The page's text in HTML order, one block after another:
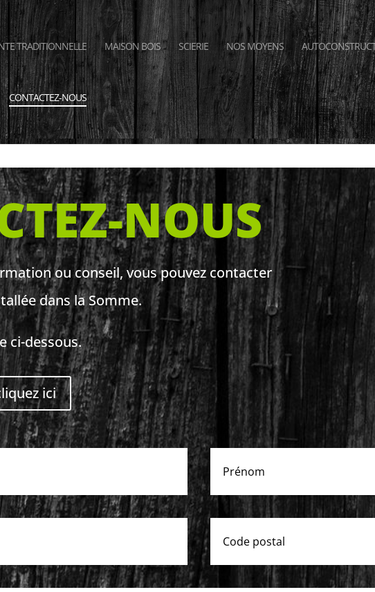
TRADITIONNELLE MAISON BOIS SCIERIE NOS MOYENS
CONTACTEZ-NOUS
NOUS
ou conseil, vous pouvez contacter
dans la Somme.
ci-dessous.
ici